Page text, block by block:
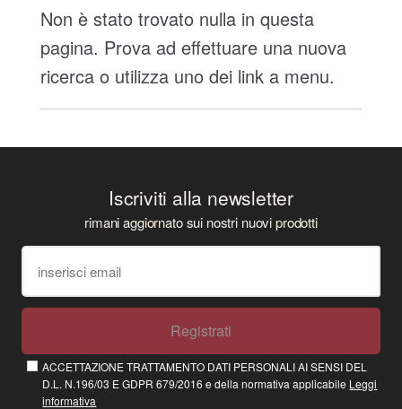
Non è stato trovato nulla in questa
pagina. Prova ad effettuare una nuova
ricerca o utilizza uno dei link a menu.
Iscriviti alla newsletter
rimani aggiornato sui nostri nuovi prodotti
Registrati
ACCETTAZIONE TRATTAMENTO DATI PERSONALI AI SENSI DEL
D.L. N.196/03 E GDPR 679/2016 e della normativa applicabile Leggi
informativa